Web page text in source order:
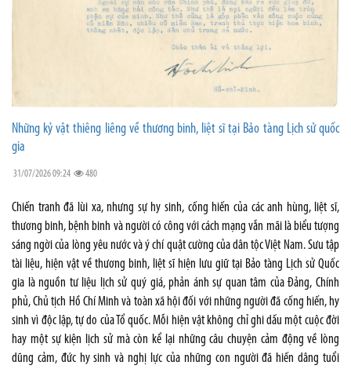
Những kỷ vật thiêng liêng về thương binh, liệt sĩ tại Bảo tàng Lịch sử quốc
gia
31/07/2026 09:24 480
Chiến tranh đã lùi xa, nhưng sự hy sinh, cống hiến của các anh hùng, liệt sĩ,
thương binh, bệnh binh và người có công với cách mạng vẫn mãi là biểu tượng
sáng ngời của lòng yêu nước và ý chí quật cường của dân tộc Việt Nam. Sưu tập
tài liệu, hiện vật về thương binh, liệt sĩ hiện lưu giữ tại Bảo tàng Lịch sử Quốc
gia là nguồn tư liệu lịch sử quý giá, phản ánh sự quan tâm của Đảng, Chính
phủ, Chủ tịch Hồ Chí Minh và toàn xã hội đối với những người đã cống hiến, hy
sinh vì độc lập, tự do của Tổ quốc. Mỗi hiện vật không chỉ ghi dấu một cuộc đời
hay một sự kiện lịch sử mà còn kể lại những câu chuyện cảm động về lòng
dũng cảm, đức hy sinh và nghị lực của những con người đã hiến dâng tuổi